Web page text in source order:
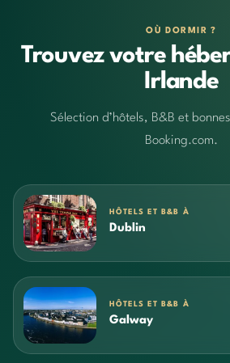
OÙ DORMIR ?
Trouvez votre
Irlande
Sélection d’hôtels, B&B et
Booking.com.
HÔTELS ET B&B À
Dublin
HÔTELS ET B&B À
Galway